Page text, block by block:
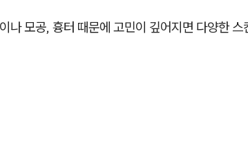
나 모공, 흉터 때문에 고민이 깊어지면 다양한 스